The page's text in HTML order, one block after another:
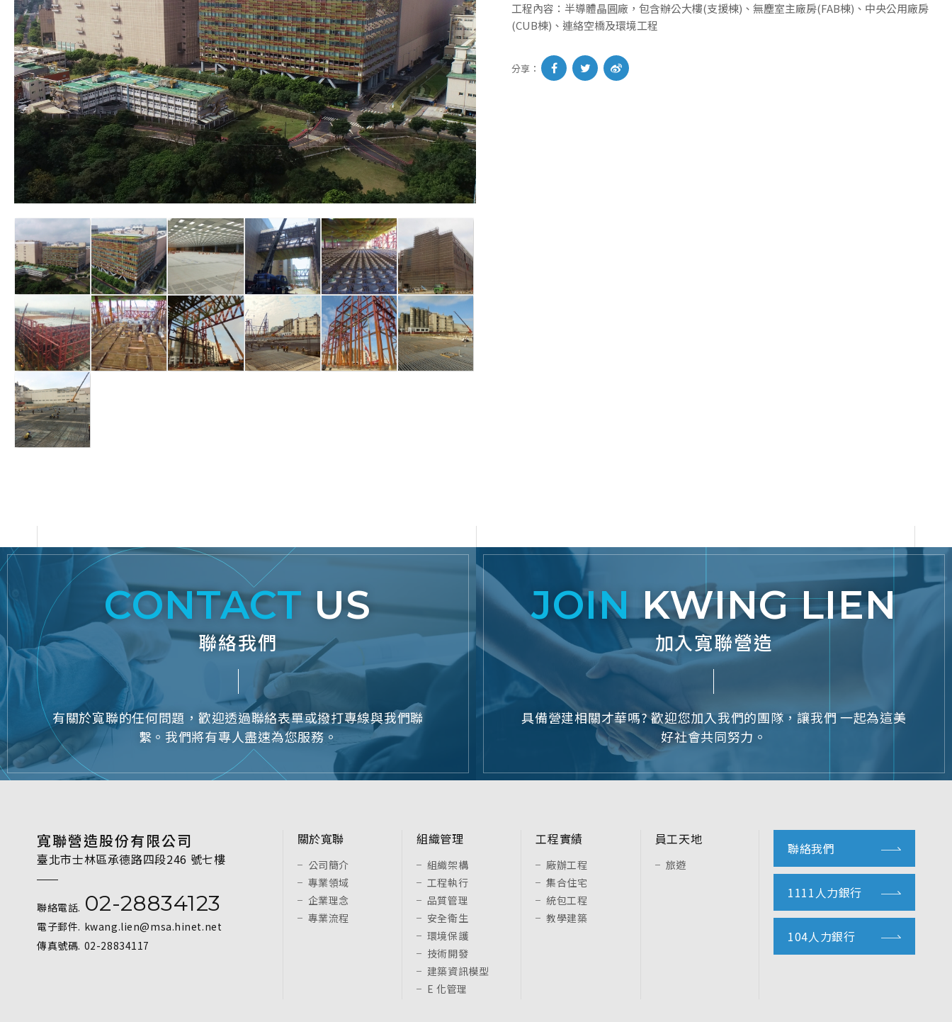
工程內容：半導體晶圓廠，包含辦公大樓(支援棟)、無塵室主廠房(FAB棟)、中央公用廠房
(CUB棟)、連絡空橋及環境工程
分享：
CONTACT US
聯絡我們
有關於寬聯的任何問題，歡迎透過聯絡表單或撥打專線與我們聯
繫。我們將有專人盡速為您服務。
J
JOIN KWING LIEN
加入寬聯營造
具備營建相關才華嗎? 歡迎您加入我們的團隊，讓我們 一起為這美
好社會共同努力。
寬聯營造股份有限公司
臺北市士林區承德路四段246 號七樓
聯絡電話. 02-28834123
電子郵件. kwang.lien@msa.hinet.net
傳真號碼. 02-28834117
關於寬聯
公司簡介
專業領域
企業理念
專業流程
組織管理
組織架構
工程執行
品質管理
安全衛生
環境保護
技術開發
建築資訊模型
E 化管理
工程實績
廠辦工程
集合住宅
統包工程
教學建築
員工天地
旅遊
聯絡我們
1111人力銀行
104人力銀行